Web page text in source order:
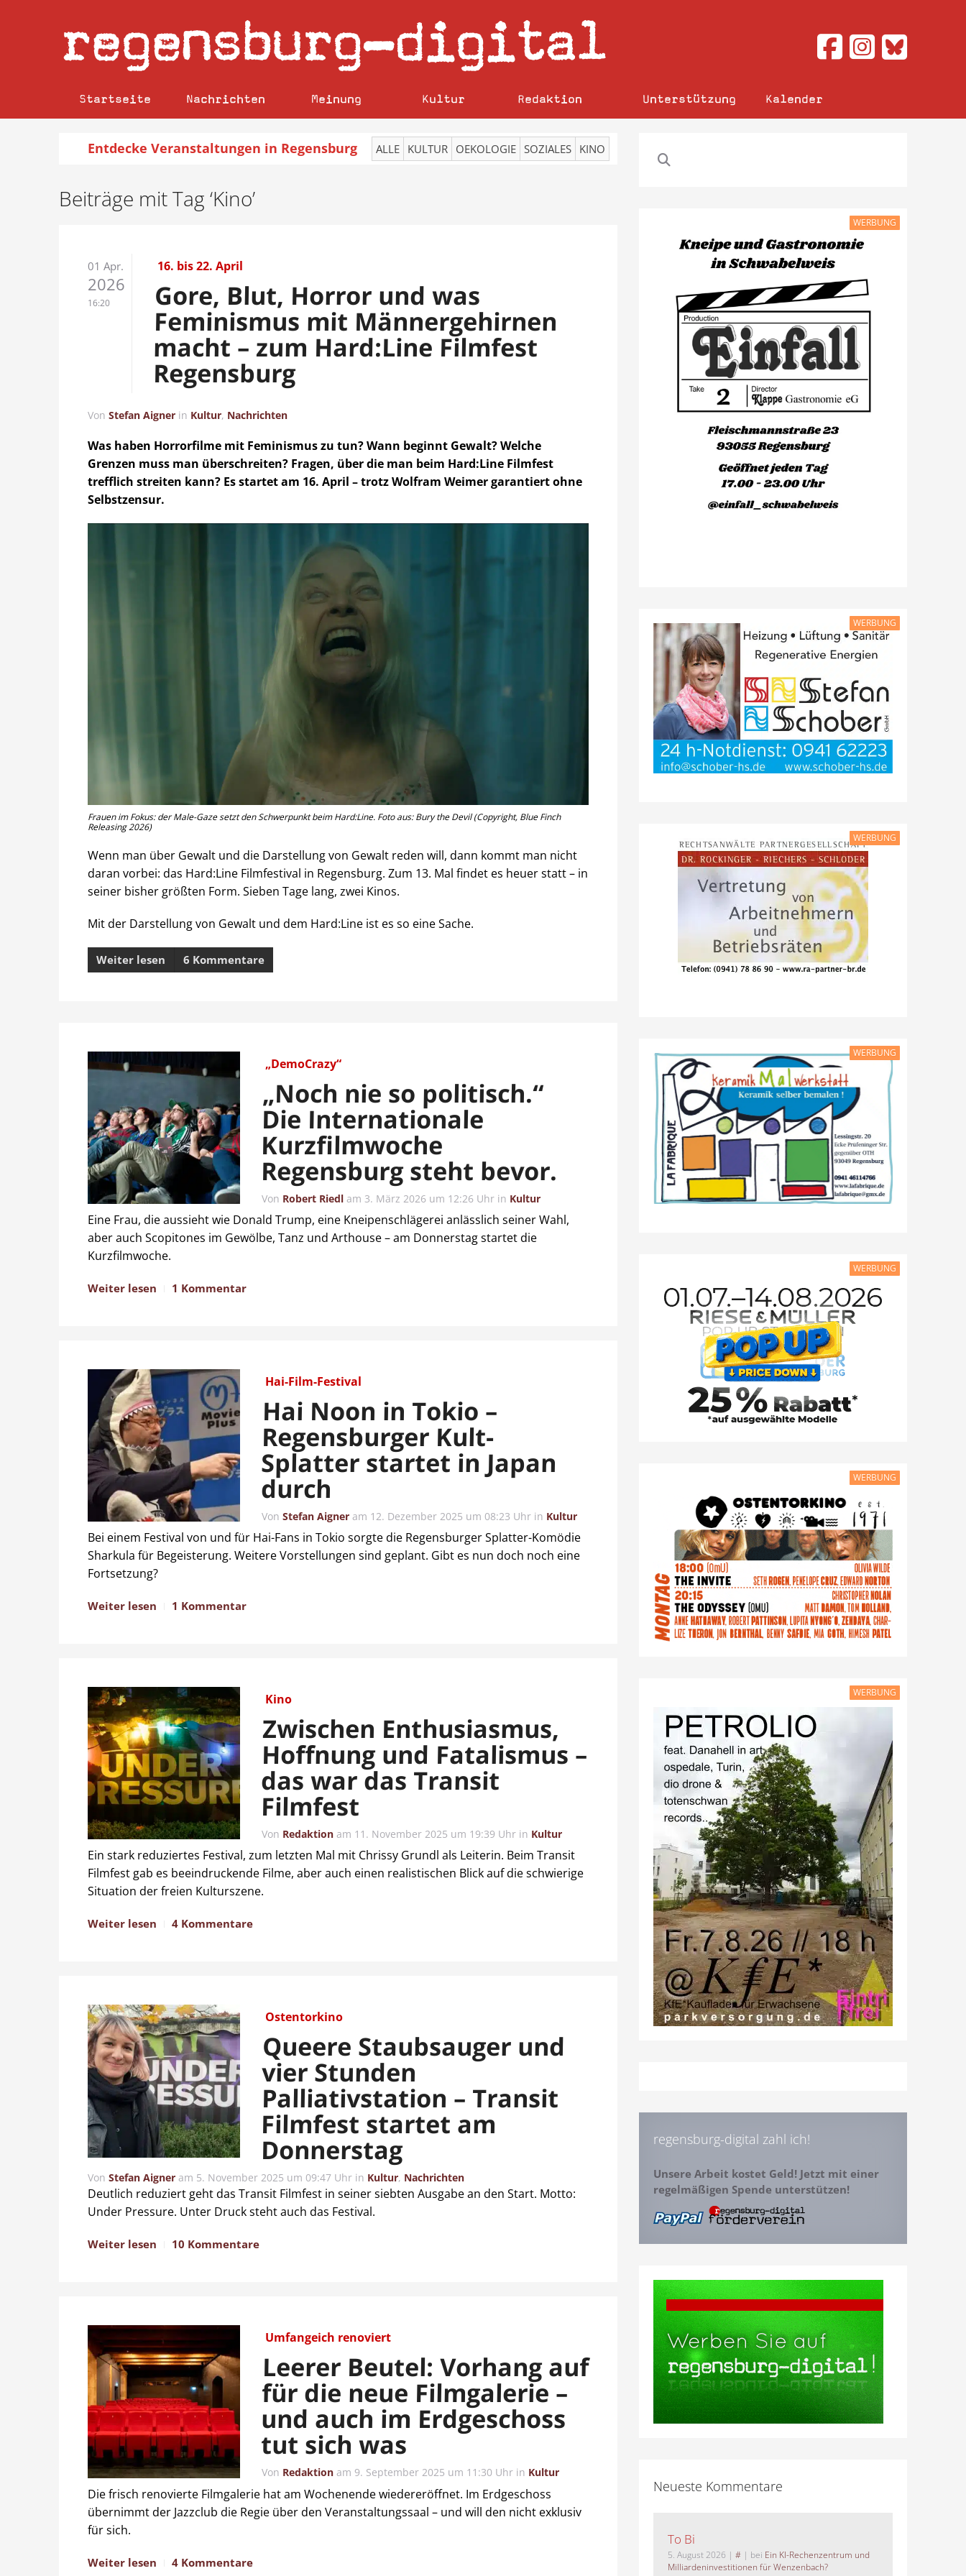
regensburg–digital
Startseite Nachrichten Meinung Kultur Redaktion Unterstützung Kalender
Entdecke Veranstaltungen in Regensburg ALLE KULTUR OEKOLOGIE SOZIALES KINO
Beiträge mit Tag ‘Kino’
01 Apr.
2026
16:20
16. bis 22. April
Gore, Blut, Horror und was
Feminismus mit Männergehirnen
macht – zum Hard:Line Filmfest
Regensburg
Von Stefan Aigner in Kultur, Nachrichten
Was haben Horrorfilme mit Feminismus zu tun? Wann beginnt Gewalt? Welche
Grenzen muss man überschreiten? Fragen, über die man beim Hard:Line Filmfest
trefflich streiten kann? Es startet am 16. April – trotz Wolfram Weimer garantiert ohne
Selbstzensur.
Frauen im Fokus: der Male-Gaze setzt den Schwerpunkt beim Hard:Line. Foto aus: Bury the Devil (Copyright, Blue Finch
Releasing 2026)
Wenn man über Gewalt und die Darstellung von Gewalt reden will, dann kommt man nicht
daran vorbei: das Hard:Line Filmfestival in Regensburg. Zum 13. Mal findet es heuer statt – in
seiner bisher größten Form. Sieben Tage lang, zwei Kinos.
Mit der Darstellung von Gewalt und dem Hard:Line ist es so eine Sache.
Weiter lesen 6 Kommentare
„DemoCrazy“
„Noch nie so politisch.“
Die Internationale
Kurzfilmwoche
Regensburg steht bevor.
Von Robert Riedl am 3. März 2026 um 12:26 Uhr in Kultur
Eine Frau, die aussieht wie Donald Trump, eine Kneipenschlägerei anlässlich seiner Wahl,
aber auch Scopitones im Gewölbe, Tanz und Arthouse – am Donnerstag startet die
Kurzfilmwoche.
Weiter lesen 1 Kommentar
Hai-Film-Festival
Hai Noon in Tokio –
Regensburger Kult-
Splatter startet in Japan
durch
VonStefan Aigner am 12. Dezember 2025 um 08:23 Uhr in Kultur
Bei einem Festival von und für Hai-Fans in Tokio sorgte die Regensburger Splatter-Komödie
Sharkula für Begeisterung. Weitere Vorstellungen sind geplant. Gibt es nun doch noch eine
Fortsetzung?
Weiter lesen 1 Kommentar
Kino
Zwischen Enthusiasmus,
Hoffnung und Fatalismus –
das war das Transit
Filmfest
Von Redaktion am 11. November 2025 um 19:39 Uhr in Kultur
Ein stark reduziertes Festival, zum letzten Mal mit Chrissy Grundl als Leiterin. Beim Transit
Filmfest gab es beeindruckende Filme, aber auch einen realistischen Blick auf die schwierige
Situation der freien Kulturszene.
Weiter lesen 4 Kommentare
Ostentorkino
Queere Staubsauger und
vier Stunden
Palliativstation – Transit
Filmfest startet am
Donnerstag
Von Stefan Aigner am 5. November 2025 um 09:47 Uhr in Kultur, Nachrichten
Deutlich reduziert geht das Transit Filmfest in seiner siebten Ausgabe an den Start. Motto:
Under Pressure. Unter Druck steht auch das Festival.
Weiter lesen 10 Kommentare
Umfangeich renoviert
Leerer Beutel: Vorhang auf
für die neue Filmgalerie –
und auch im Erdgeschoss
tut sich was
Von Redaktion am 9. September 2025 um 11:30 Uhr in Kultur
Die frisch renovierte Filmgalerie hat am Wochenende wiedereröffnet. Im Erdgeschoss
übernimmt der Jazzclub die Regie über den Veranstaltungssaal – und will den nicht exklusiv
für sich.
Weiter lesen 4 Kommentare
WERBUNG
WERBUNG
WERBUNG
WERBUNG
WERBUNG
WERBUNG
WERBUNG
regensburg-digital zahl ich!
Unsere Arbeit kostet Geld! Jetzt mit einer
regelmäßigen Spende unterstützen!
Neueste Kommentare
To Bi
5. August 2026 | #| bei Ein KI-Rechenzentrum und
Milliardeninvestitionen für Wenzenbach?